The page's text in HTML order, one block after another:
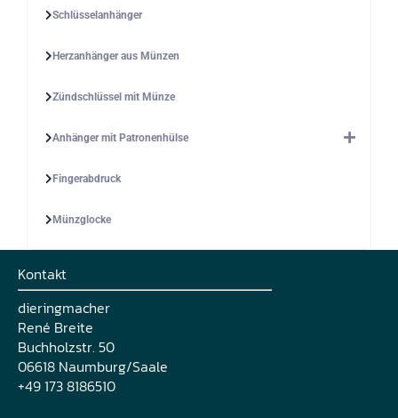
Schlüsselanhänger
Herzanhänger aus Münzen
Zündschlüssel mit Münze
Anhänger mit Patronenhülse
Fingerabdruck
Münzglocke
Kontakt
dieringmacher
René Breite
Buchholzstr. 50
06618 Naumburg/Saale
+49 173 8186510